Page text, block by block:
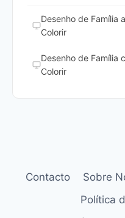
Desenho de Família
Colorir
Desenho de Família
Colorir
Contacto Sobre
Política